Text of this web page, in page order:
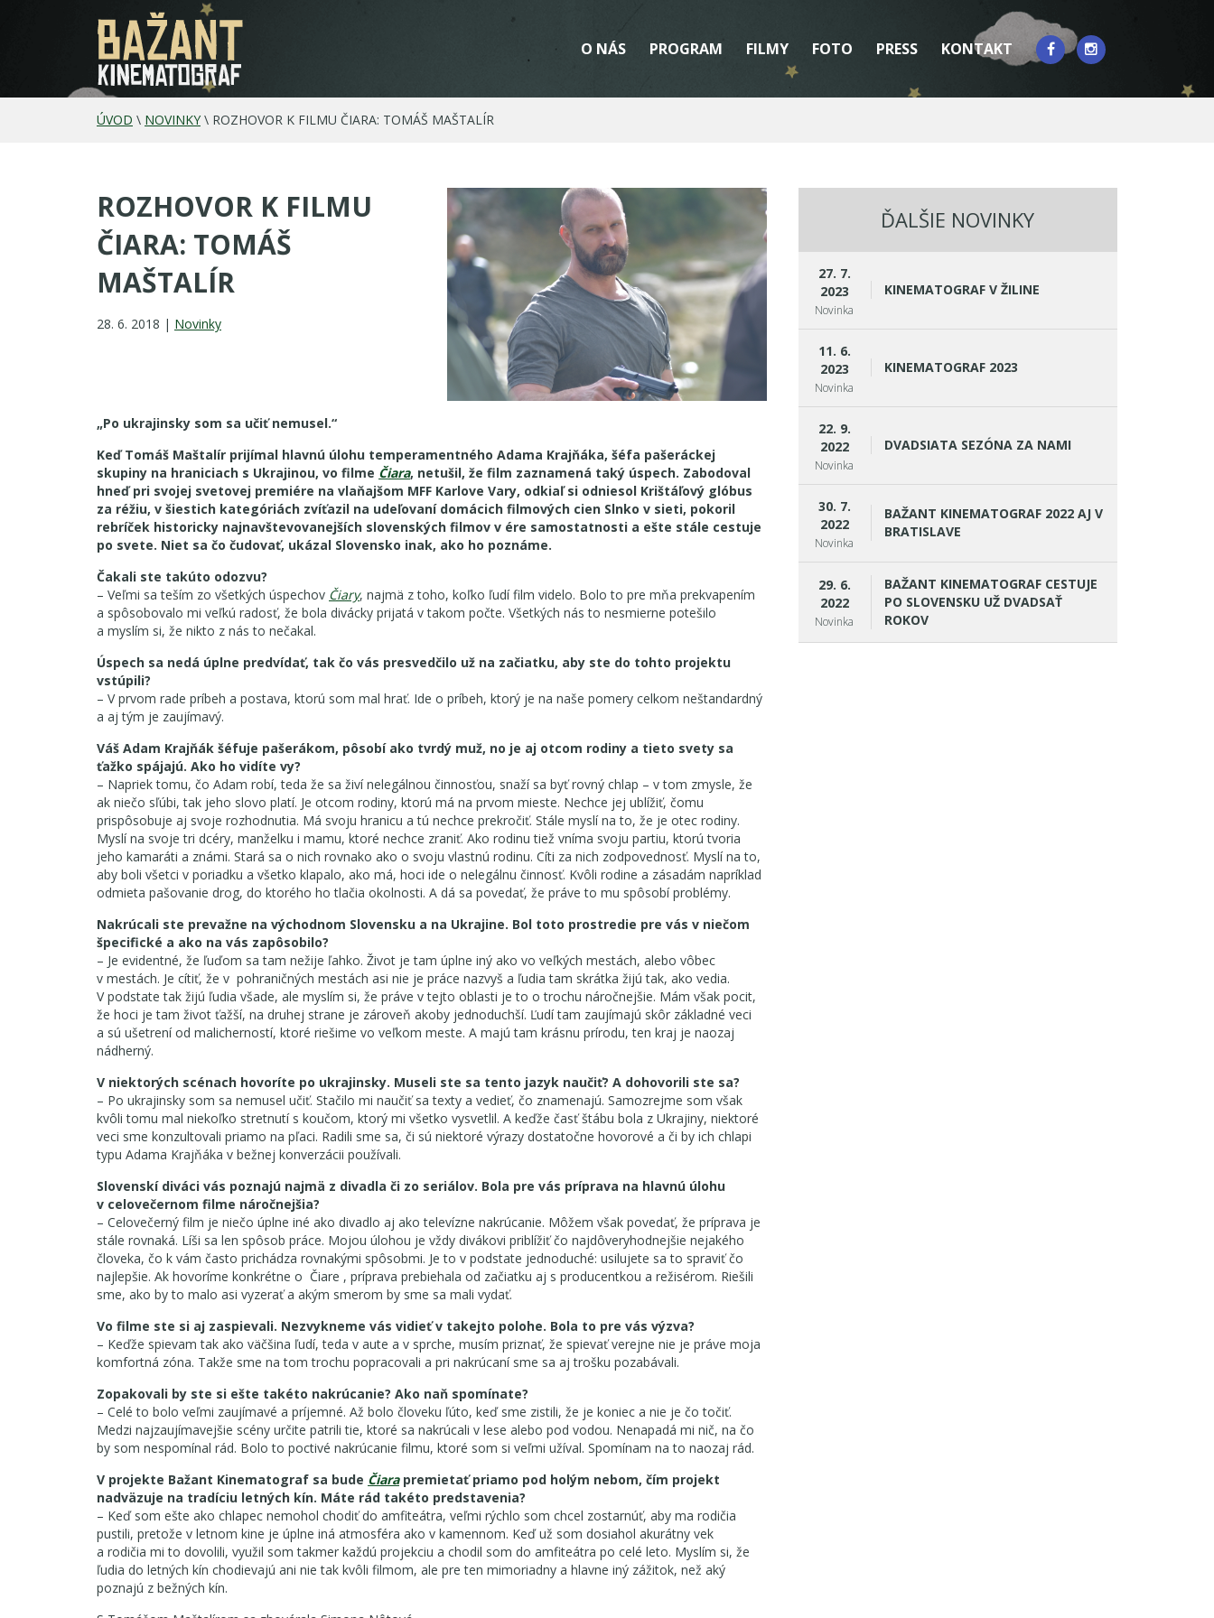
O NÁS PROGRAM FILMY FOTO PRESS KONTAKT
ÚVOD \ NOVINKY \ ROZHOVOR K FILMU ČIARA: TOMÁŠ MAŠTALÍR
ROZHOVOR K FILMU
ČIARA: TOMÁŠ
MAŠTALÍR
28. 6. 2018 | Novinky
„Po ukrajinsky som sa učiť nemusel.“
Keď Tomáš Maštalír prijímal hlavnú úlohu temperamentného Adama Krajňáka, šéfa pašeráckej
skupiny na hraniciach s Ukrajinou, vo filme Čiara, netušil, že film zaznamená taký úspech. Zabodoval
hneď pri svojej svetovej premiére na vlaňajšom MFF Karlove Vary, odkiaľ si odniesol Krištáľový glóbus
za réžiu, v šiestich kategóriách zvíťazil na udeľovaní domácich filmových cien Slnko v sieti, pokoril
rebríček historicky najnavštevovanejších slovenských filmov v ére samostatnosti a ešte stále cestuje
po svete. Niet sa čo čudovať, ukázal Slovensko inak, ako ho poznáme.
Čakali ste takúto odozvu?
– Veľmi sa teším zo všetkých úspechov Čiary, najmä z toho, koľko ľudí film videlo. Bolo to pre mňa prekvapením
a spôsobovalo mi veľkú radosť, že bola divácky prijatá v takom počte. Všetkých nás to nesmierne potešilo
a myslím si, že nikto z nás to nečakal.
Úspech sa nedá úplne predvídať, tak čo vás presvedčilo už na začiatku, aby ste do tohto projektu
vstúpili?
– V prvom rade príbeh a postava, ktorú som mal hrať. Ide o príbeh, ktorý je na naše pomery celkom neštandardný
a aj tým je zaujímavý.
Váš Adam Krajňák šéfuje pašerákom, pôsobí ako tvrdý muž, no je aj otcom rodiny a tieto svety sa
ťažko spájajú. Ako ho vidíte vy?
– Napriek tomu, čo Adam robí, teda že sa živí nelegálnou činnosťou, snaží sa byť rovný chlap – v tom zmysle, že
ak niečo sľúbi, tak jeho slovo platí. Je otcom rodiny, ktorú má na prvom mieste. Nechce jej ublížiť, čomu
prispôsobuje aj svoje rozhodnutia. Má svoju hranicu a tú nechce prekročiť. Stále myslí na to, že je otec rodiny.
Myslí na svoje tri dcéry, manželku i mamu, ktoré nechce zraniť. Ako rodinu tiež vníma svoju partiu, ktorú tvoria
jeho kamaráti a známi. Stará sa o nich rovnako ako o svoju vlastnú rodinu. Cíti za nich zodpovednosť. Myslí na to,
aby boli všetci v poriadku a všetko klapalo, ako má, hoci ide o nelegálnu činnosť. Kvôli rodine a zásadám napríklad
odmieta pašovanie drog, do ktorého ho tlačia okolnosti. A dá sa povedať, že práve to mu spôsobí problémy.
Nakrúcali ste prevažne na východnom Slovensku a na Ukrajine. Bol toto prostredie pre vás v niečom
špecifické a ako na vás zapôsobilo?
– Je evidentné, že ľuďom sa tam nežije ľahko. Život je tam úplne iný ako vo veľkých mestách, alebo vôbec
v mestách. Je cítiť, že v pohraničných mestách asi nie je práce nazvyš a ľudia tam skrátka žijú tak, ako vedia.
V podstate tak žijú ľudia všade, ale myslím si, že práve v tejto oblasti je to o trochu náročnejšie. Mám však pocit,
že hoci je tam život ťažší, na druhej strane je zároveň akoby jednoduchší. Ľudí tam zaujímajú skôr základné veci
a sú ušetrení od malicherností, ktoré riešime vo veľkom meste. A majú tam krásnu prírodu, ten kraj je naozaj
nádherný.
V niektorých scénach hovoríte po ukrajinsky. Museli ste sa tento jazyk naučiť? A dohovorili ste sa?
– Po ukrajinsky som sa nemusel učiť. Stačilo mi naučiť sa texty a vedieť, čo znamenajú. Samozrejme som však
kvôli tomu mal niekoľko stretnutí s koučom, ktorý mi všetko vysvetlil. A keďže časť štábu bola z Ukrajiny, niektoré
veci sme konzultovali priamo na pľaci. Radili sme sa, či sú niektoré výrazy dostatočne hovorové a či by ich chlapi
typu Adama Krajňáka v bežnej konverzácii používali.
Slovenskí diváci vás poznajú najmä z divadla či zo seriálov. Bola pre vás príprava na hlavnú úlohu
v celovečernom filme náročnejšia?
– Celovečerný film je niečo úplne iné ako divadlo aj ako televízne nakrúcanie. Môžem však povedať, že príprava je
stále rovnaká. Líši sa len spôsob práce. Mojou úlohou je vždy divákovi priblížiť čo najdôveryhodnejšie nejakého
človeka, čo k vám často prichádza rovnakými spôsobmi. Je to v podstate jednoduché: usilujete sa to spraviť čo
najlepšie. Ak hovoríme konkrétne o Čiare , príprava prebiehala od začiatku aj s producentkou a režisérom. Riešili
sme, ako by to malo asi vyzerať a akým smerom by sme sa mali vydať.
Vo filme ste si aj zaspievali. Nezvykneme vás vidieť v takejto polohe. Bola to pre vás výzva?
– Keďže spievam tak ako väčšina ľudí, teda v aute a v sprche, musím priznať, že spievať verejne nie je práve moja
komfortná zóna. Takže sme na tom trochu popracovali a pri nakrúcaní sme sa aj trošku pozabávali.
Zopakovali by ste si ešte takéto nakrúcanie? Ako naň spomínate?
– Celé to bolo veľmi zaujímavé a príjemné. Až bolo človeku ľúto, keď sme zistili, že je koniec a nie je čo točiť.
Medzi najzaujímavejšie scény určite patrili tie, ktoré sa nakrúcali v lese alebo pod vodou. Nenapadá mi nič, na čo
by som nespomínal rád. Bolo to poctivé nakrúcanie filmu, ktoré som si veľmi užíval. Spomínam na to naozaj rád.
V projekte Bažant Kinematograf sa bude Čiarapremietať priamo pod holým nebom, čím projekt
nadväzuje na tradíciu letných kín. Máte rád takéto predstavenia?
– Keď som ešte ako chlapec nemohol chodiť do amfiteátra, veľmi rýchlo som chcel zostarnúť, aby ma rodičia
pustili, pretože v letnom kine je úplne iná atmosféra ako v kamennom. Keď už som dosiahol akurátny vek
a rodičia mi to dovolili, využil som takmer každú projekciu a chodil som do amfiteátra po celé leto. Myslím si, že
ľudia do letných kín chodievajú ani nie tak kvôli filmom, ale pre ten mimoriadny a hlavne iný zážitok, než aký
poznajú z bežných kín.
ĎALŠIE NOVINKY
27. 7.
2023
Novinka
KINEMATOGRAF V ŽILINE
11. 6.
2023
Novinka
KINEMATOGRAF 2023
22. 9.
2022
Novinka
DVADSIATA SEZÓNA ZA NAMI
30. 7.
2022
Novinka
BAŽANT KINEMATOGRAF 2022 AJ V
BRATISLAVE
29. 6.
2022
Novinka
BAŽANT KINEMATOGRAF CESTUJE
PO SLOVENSKU UŽ DVADSAŤ
ROKOV